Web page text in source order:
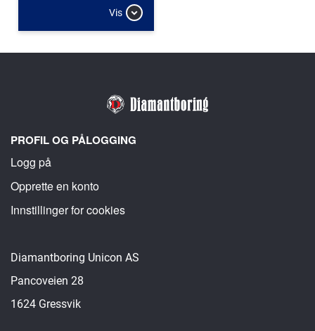
Vis
PROFIL OG PÅLOGGING
Logg på
Opprette en konto
Innstillinger for cookies
Diamantboring Unicon AS
Pancoveien 28
1624 Gressvik